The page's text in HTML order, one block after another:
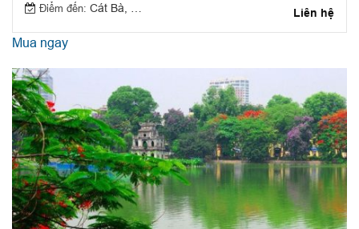
Điểm đến: Cát Bà, Hạ Long Liên hệ
Mua ngay